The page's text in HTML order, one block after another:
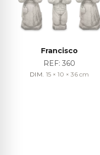
Francisco
REF: 360
DIM. 15 × 10 × 36 cm